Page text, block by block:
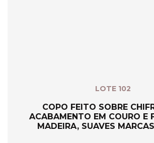
LOTE 102
COPO FEITO SOBRE
ACABAMENTO EM COURO E
MADEIRA, SUAVES